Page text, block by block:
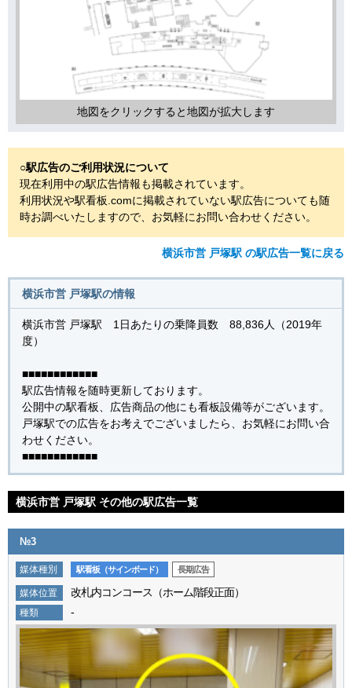
地図をクリックすると地図が拡大します
○駅広告のご利用状況について
現在利用中の駅広告情報も掲載されています。
利用状況や駅看板.comに掲載されていない駅広告についても随
時お調べいたしますので、お気軽にお問い合わせください。
横浜市営 戸塚駅 の駅広告一覧に戻る
横浜市営 戸塚駅の情報
横浜市営 戸塚駅 1日あたりの乗降員数 88,836人（2019年
度）
■■■■■■■■■■■■
駅広告情報を随時更新しております。
公開中の駅看板、広告商品の他にも看板設備等がございます。
戸塚駅での広告をお考えでございましたら、お気軽にお問い合
わせください。
■■■■■■■■■■■■
横浜市営 戸塚駅 その他の駅広告一覧
№3
媒体種別 駅看板（サインボード） 長期広告
媒体位置 改札内コンコース（ホーム階段正面）
種類 -